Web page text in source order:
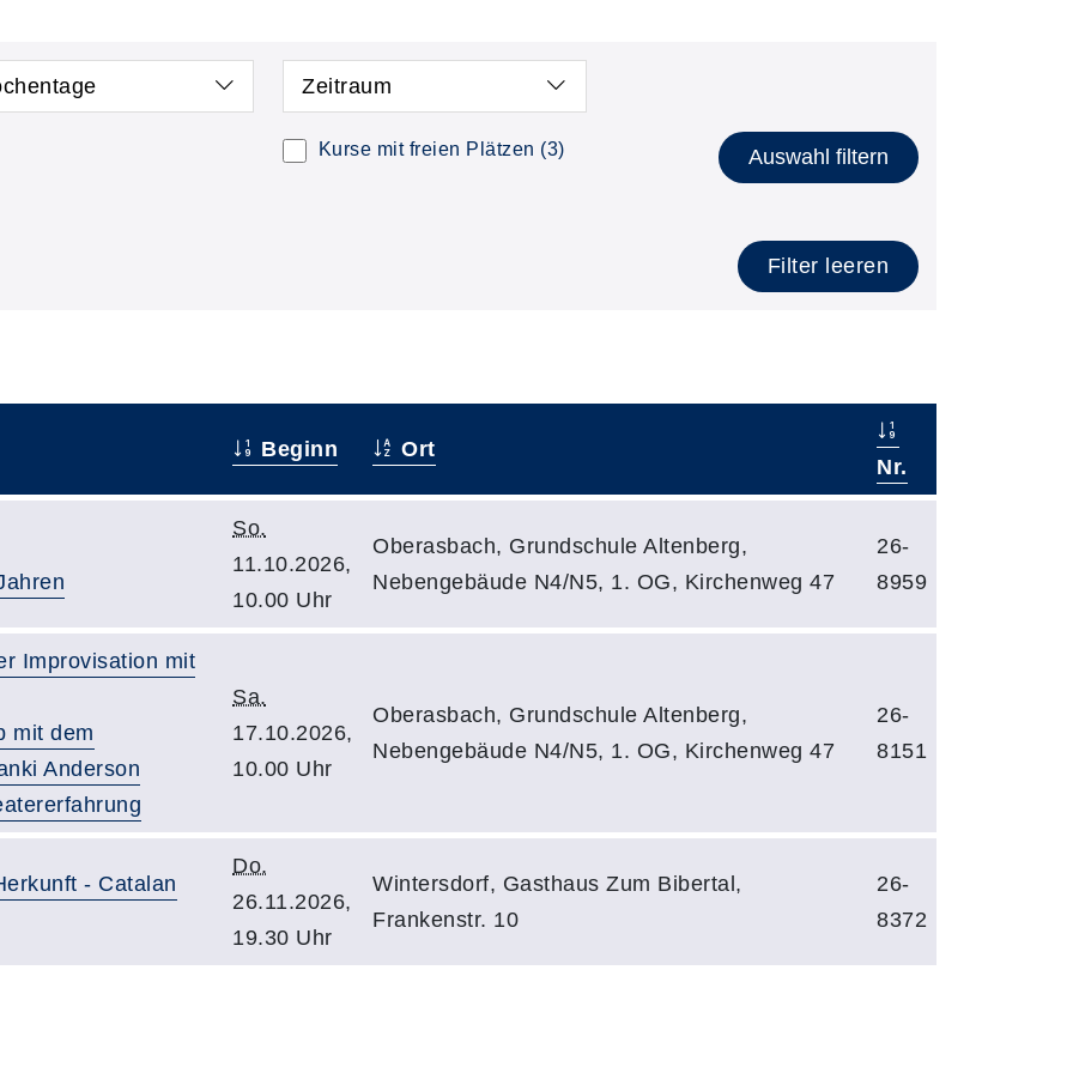
Zeitraum
Kurse mit freien Plätzen (3) Auswahl filtern
Filter leeren
Beginn Ort
Nr.
So.
11.10.2026,
10.00 Uhr
Oberasbach, Grundschule Altenberg,
Nebengebäude N4/N5, 1. OG, Kirchenweg 47
26-
8959
Improvisation mit
mit dem
Anderson
Sa.
17.10.2026,
10.00 Uhr
Oberasbach, Grundschule Altenberg,
Nebengebäude N4/N5, 1. OG, Kirchenweg 47
26-
8151
- Catalan
Do.
26.11.2026,
19.30 Uhr
Wintersdorf, Gasthaus Zum Bibertal,
Frankenstr. 10
26-
8372